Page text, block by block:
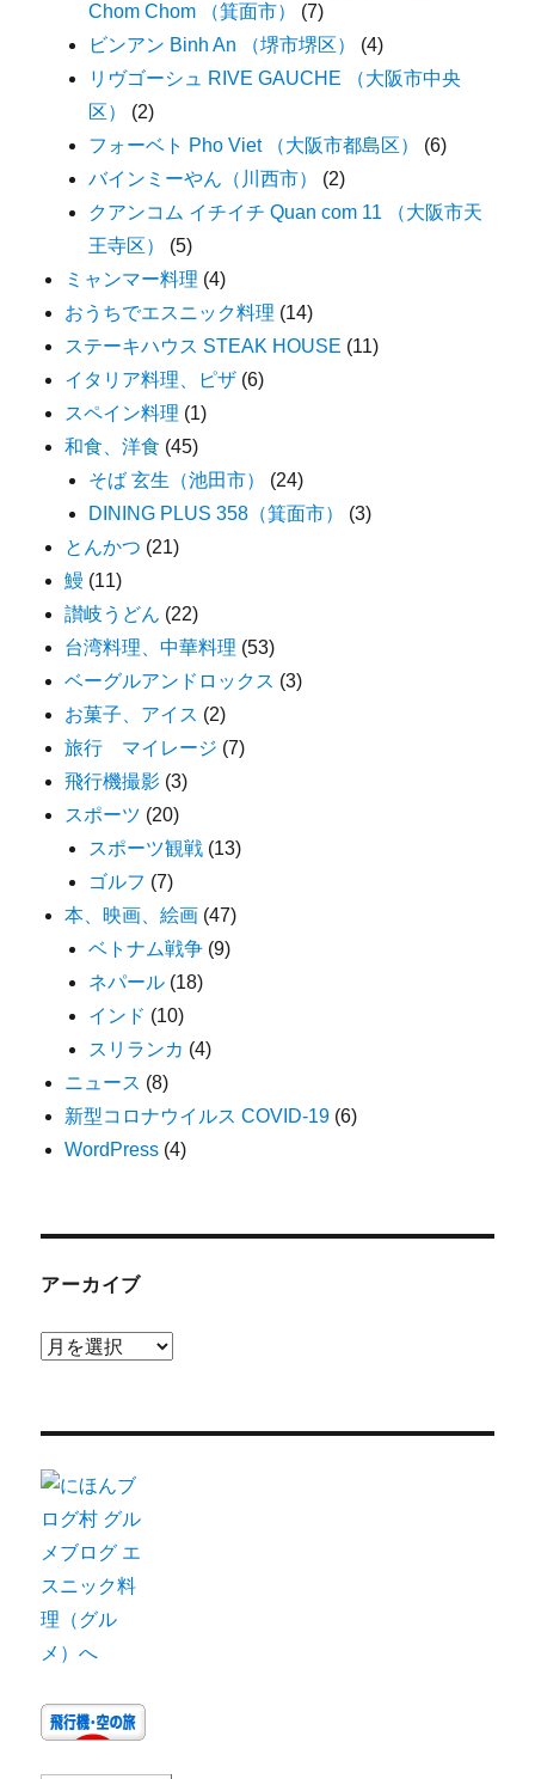
Chom Chom （箕面市）
(7)
ビンアン Binh An （堺市堺区）
(4)
リヴゴーシュ RIVE GAUCHE （大阪市中央
区）
(2)
フォーベト Pho Viet （大阪市都島区）
(6)
バインミーやん（川西市）
(2)
クアンコム イチイチ Quan com 11 （大阪市天
王寺区）
(5)
ミャンマー料理 (4)
おうちでエスニック料理 (14)
ステーキハウス STEAK HOUSE (11)
イタリア料理、ピザ (6)
スペイン料理 (1)
和食、洋食 (45)
そば 玄生（池田市）
(24)
DINING PLUS 358（箕面市）
(3)
とんかつ (21)
鰻 (11)
讃岐うどん (22)
台湾料理、中華料理 (53)
ベーグルアンドロックス (3)
お菓子、アイス (2)
旅行 マイレージ (7)
飛行機撮影 (3)
スポーツ (20)
スポーツ観戦 (13)
ゴルフ (7)
本、映画、絵画 (47)
ベトナム戦争 (9)
ネパール (18)
インド (10)
スリランカ (4)
ニュース (8)
新型コロナウイルス COVID-19 (6)
WordPress (4)
アーカイブ
ア
ブ